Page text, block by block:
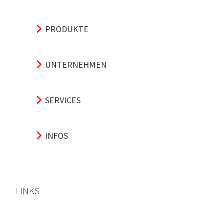
PRODUKTE
UNTERNEHMEN
SERVICES
INFOS
LINKS